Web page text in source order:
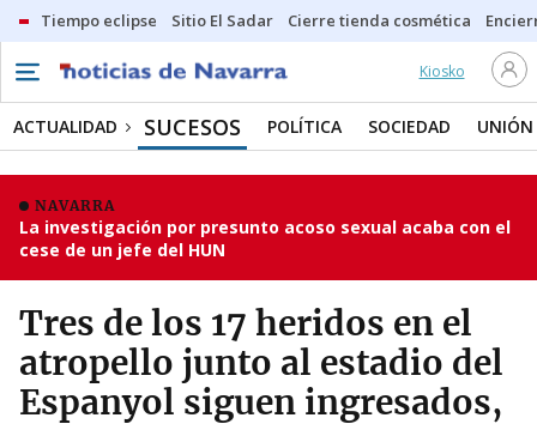
Tiempo eclipse Sitio El Sadar Cierre tienda cosmética
Kiosko
ACTUALIDAD SUCESOS POLÍTICA SOCIEDAD UNIÓN
NAVARRA
La investigación por presunto acoso sexual acaba con el
cese de un jefe del HUN
Tres de los 17 heridos en el
atropello junto al estadio del
Espanyol siguen ingresados,